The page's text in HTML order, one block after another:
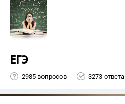
ЕГЭ
2985 вопросов 3273 ответа